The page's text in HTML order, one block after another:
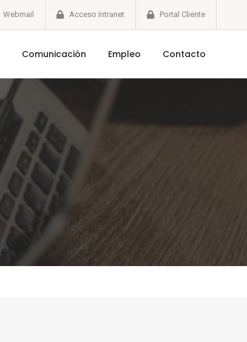
Webmail Acceso Intranet Portal Cliente
Comunicación Empleo Contacto